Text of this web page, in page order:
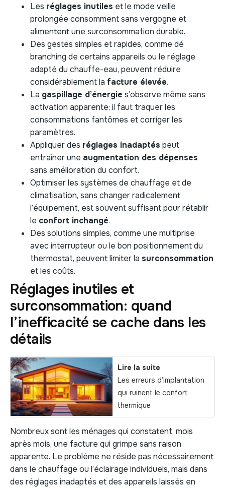
Les réglages inutiles et le mode veille
prolongée consomment sans vergogne et
alimentent une surconsommation durable.
Des gestes simples et rapides, comme dé
branching de certains appareils ou le réglage
adapté du chauffe-eau, peuvent réduire
considérablement la facture élevée.
La gaspillage d’énergie s’observe même sans
activation apparente; il faut traquer les
consommations fantômes et corriger les
paramètres.
Appliquer des réglages inadaptés peut
entraîner une augmentation des dépenses
sans amélioration du confort.
Optimiser les systèmes de chauffage et de
climatisation, sans changer radicalement
l’équipement, est souvent suffisant pour rétablir
le confort inchangé.
Des solutions simples, comme une multiprise
avec interrupteur ou le bon positionnement du
thermostat, peuvent limiter la surconsommation
et les coûts.
Réglages inutiles et
surconsommation: quand
l’inefficacité se cache dans les
détails
Lire la suite
Les erreurs d’implantation
qui ruinent le confort
thermique
Nombreux sont les ménages qui constatent, mois
après mois, une facture qui grimpe sans raison
apparente. Le problème ne réside pas nécessairement
dans le chauffage ou l’éclairage individuels, mais dans
des réglages inadaptés et des appareils laissés en